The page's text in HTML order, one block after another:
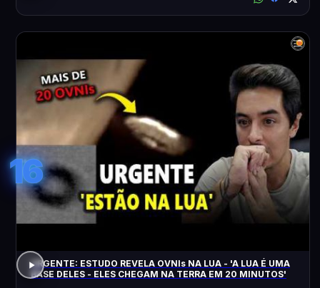
16
URGENTE: ESTUDO REVELA OVNIs NA LUA - 'A LUA É UMA
BASE DELES - ELES CHEGAM NA TERRA EM 20 MINUTOS'